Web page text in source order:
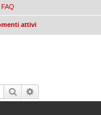
FAQ
attivi
Cerca